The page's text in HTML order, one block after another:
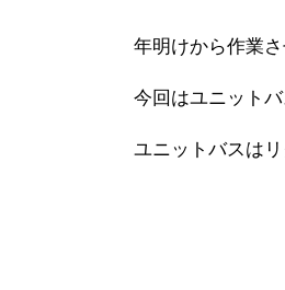
年明けから作業
今回はユニット
ユニットバスは